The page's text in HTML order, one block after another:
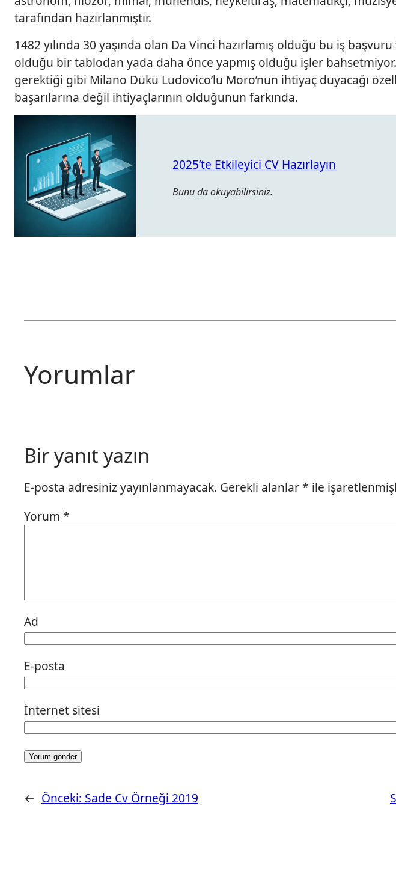
tarafından hazırlanmıştır.
1482 yılında 30 yaşında olan Da Vinci hazırlamış olduğu bu iş
olduğu bir tablodan yada daha önce yapmış olduğu işler bahsetmiyor.
gerektiği gibi Milano Dükü Ludovico’lu Moro’nun ihtiyaç duyacağı
başarılarına değil ihtiyaçlarının olduğunun farkında.
2025’te Etkileyici CV Hazırlayın
Bunu da okuyabilirsiniz.
Yorumlar
Bir yanıt yazın
E-posta adresiniz yayınlanmayacak. Gerekli alanlar* ile
Yorum *
Ad
E-posta
İnternet sitesi
← Önceki: Sade Cv Örneği 2019